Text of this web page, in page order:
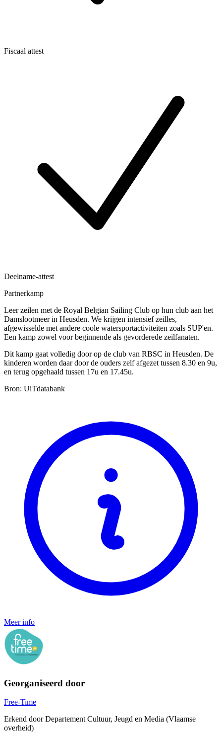
Fiscaal attest
Deelname-attest
Partnerkamp
Leer zeilen met de Royal Belgian Sailing Club op hun club aan het
Damslootmeer in Heusden. We krijgen intensief zeilles,
afgewisselde met andere coole watersportactiviteiten zoals SUP'en.
Een kamp zowel voor beginnende als gevorderede zeilfanaten.
Dit kamp gaat volledig door op de club van RBSC in Heusden. De
kinderen worden daar door de ouders zelf afgezet tussen 8.30 en 9u,
en terug opgehaald tussen 17u en 17.45u.
Bron: UiTdatabank
Meer info
Georganiseerd door
Free-Time
Erkend door Departement Cultuur, Jeugd en Media (Vlaamse
overheid)